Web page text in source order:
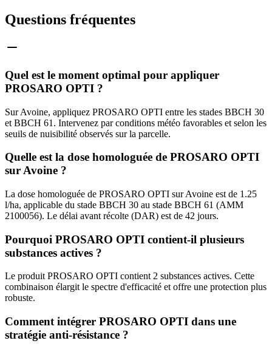
Questions fréquentes
Quel est le moment optimal pour appliquer
PROSARO OPTI ?
Sur Avoine, appliquez PROSARO OPTI entre les stades BBCH 30
et BBCH 61. Intervenez par conditions météo favorables et selon les
seuils de nuisibilité observés sur la parcelle.
Quelle est la dose homologuée de PROSARO OPTI
sur Avoine ?
La dose homologuée de PROSARO OPTI sur Avoine est de 1.25
l/ha, applicable du stade BBCH 30 au stade BBCH 61 (AMM
2100056). Le délai avant récolte (DAR) est de 42 jours.
Pourquoi PROSARO OPTI contient-il plusieurs
substances actives ?
Le produit PROSARO OPTI contient 2 substances actives. Cette
combinaison élargit le spectre d'efficacité et offre une protection plus
robuste.
Comment intégrer PROSARO OPTI dans une
stratégie anti-résistance ?